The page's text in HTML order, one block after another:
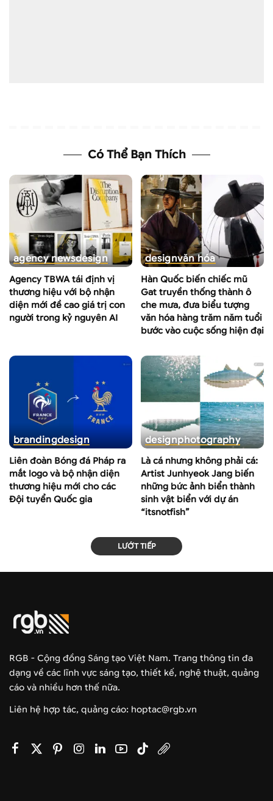
Có Thể Bạn Thích
agency newsdesign
Agency TBWA tái định vị
thương hiệu với bộ nhận
diện mới đề cao giá trị con
người trong kỷ nguyên AI
designvăn hóa
Hàn Quốc biến chiếc mũ
Gat truyền thống thành ô
che mưa, đưa biểu tượng
văn hóa hàng trăm năm tuổi
bước vào cuộc sống hiện đại
brandingdesign
Liên đoàn Bóng đá Pháp ra
mắt logo và bộ nhận diện
thương hiệu mới cho các
Đội tuyển Quốc gia
designphotography
Là cá nhưng không phải cá:
Artist Junhyeok Jang biến
những bức ảnh biển thành
sinh vật biển với dự án
“itsnotfish”
LƯỚT TIẾP
RGB - Cộng đồng Sáng tạo Việt Nam. Trang thông tin đa
dạng về các lĩnh vực sáng tạo, thiết kế, nghệ thuật, quảng
cáo và nhiều hơn thế nữa.
Liên hệ hợp tác, quảng cáo: hoptac@rgb.vn